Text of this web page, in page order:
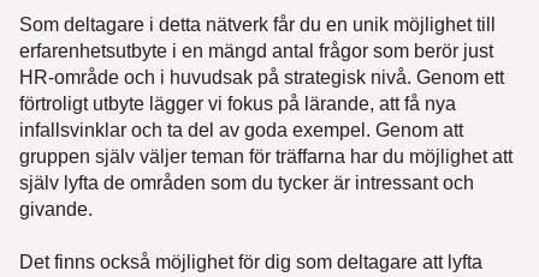
Som deltagare i detta nätverk får du en unik möjlighet till
erfarenhetsutbyte i en mängd antal frågor som berör just
HR-område och i huvudsak på strategisk nivå. Genom ett
förtroligt utbyte lägger vi fokus på lärande, att få nya
infallsvinklar och ta del av goda exempel. Genom att
gruppen själv väljer teman för träffarna har du möjlighet att
själv lyfta de områden som du tycker är intressant och
givande.
Det finns också möjlighet för dig som deltagare att lyfta